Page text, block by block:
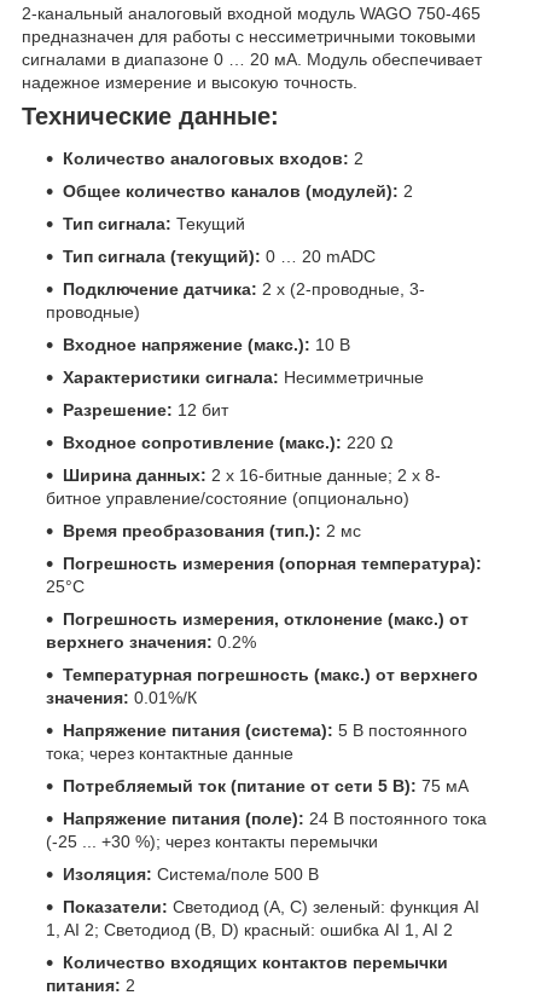
2-канальный аналоговый входной модуль WAGO 750-465
предназначен для работы с нессиметричными токовыми
сигналами в диапазоне 0 … 20 мА. Модуль обеспечивает
надежное измерение и высокую точность.
Технические данные:
Количество аналоговых входов: 2
Общее количество каналов (модулей): 2
Тип сигнала: Текущий
Тип сигнала (текущий): 0 … 20 mADC
Подключение датчика: 2 x (2-проводные, 3-
проводные)
Входное напряжение (макс.): 10 В
Характеристики сигнала: Несимметричные
Разрешение: 12 бит
Входное сопротивление (макс.): 220 Ω
Ширина данных: 2 x 16-битные данные; 2 x 8-
битное управление/состояние (опционально)
Время преобразования (тип.): 2 мс
Погрешность измерения (опорная температура):
25°C
Погрешность измерения, отклонение (макс.) от
верхнего значения: 0.2%
Температурная погрешность (макс.) от верхнего
значения: 0.01%/К
Напряжение питания (система): 5 В постоянного
тока; через контактные данные
Потребляемый ток (питание от сети 5 В): 75 мА
Напряжение питания (поле): 24 В постоянного тока
(-25 ... +30 %); через контакты перемычки
Изоляция: Система/поле 500 В
Показатели: Светодиод (A, C) зеленый: функция AI
1, AI 2; Светодиод (B, D) красный: ошибка AI 1, AI 2
Количество входящих контактов перемычки
питания: 2